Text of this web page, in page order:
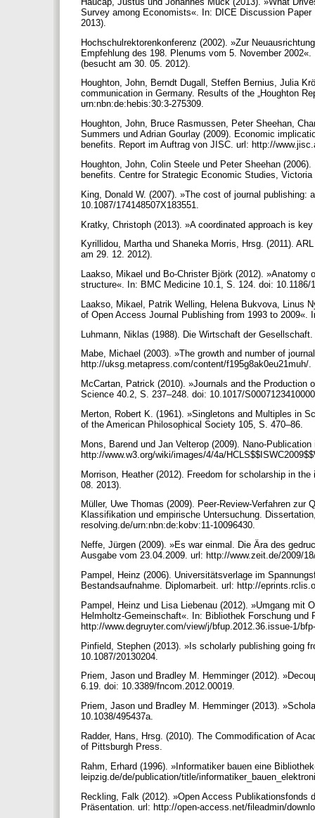
Survey among Economists«. In: DICE Discussion
2013).
Hochschulrektorenkonferenz (2002). »Zur
Empfehlung des 198. Plenums vom 5. November
(besucht am 30. 05. 2012).
Houghton, John, Berndt Dugall, Steffen Bernius, Julia
communication in Germany. Results of the „Houghton
urn:nbn:de:hebis:30:3-275309.
Houghton, John, Bruce Rasmussen, Peter Sheehan,
Summers und Adrian Gourlay (2009). Economic
benefits. Report im Auftrag von JISC. url: http://
Houghton, John, Colin Steele und Peter Sheehan
benefits. Centre for Strategic Economic Studies,
King, Donald W. (2007). »The cost of journal
10.1087/174148507X183551.
Kratky, Christoph (2013). »A coordinated approach is
Kyrillidou, Martha und Shaneka Morris, Hrsg. (2011).
am 29. 12. 2012).
Laakso, Mikael und Bo-Christer Björk (2012).
structure«. In: BMC Medicine 10.1, S. 124. doi: 10.1186/
Laakso, Mikael, Patrik Welling, Helena Bukvova, Linus
of Open Access Journal Publishing from 1993 to
Luhmann, Niklas (1988). Die Wirtschaft der
Mabe, Michael (2003). »The growth and number of
http://uksg.metapress.com/content/f195g8ak0eu21muh/.
McCartan, Patrick (2010). »Journals and the
Science 40.2, S. 237–248. doi: 10.1017/
Merton, Robert K. (1961). »Singletons and Multiples in
of the American Philosophical Society 105, S. 470–86.
Mons, Barend und Jan Velterop (2009). Nano-
http://www.w3.org/wiki/images/4/4a/
Morrison, Heather (2012). Freedom for scholarship in
08. 2013).
Müller, Uwe Thomas (2009). Peer-Review-Verfahren
Klassifikation und empirische Untersuchung.
resolving.de/urn:nbn:de:kobv:11-10096430.
Neffe, Jürgen (2009). »Es war einmal. Die Ära des
Ausgabe vom 23.04.2009. url: http://www.zeit.de/2009/
Pampel, Heinz (2006). Universitätsverlage im
Bestandsaufnahme. Diplomarbeit. url: http://
Pampel, Heinz und Lisa Liebenau (2012). »Umgang mit
Helmholtz-Gemeinschaft«. In: Bibliothek Forschung und
http://www.degruyter.com/view/j/bfup.2012.36.issue-1/
Pinfield, Stephen (2013). »Is scholarly publishing going
10.1087/20130204.
Priem, Jason und Bradley M. Hemminger (2012).
6.19. doi: 10.3389/fncom.2012.00019.
Priem, Jason und Bradley M. Hemminger (2013).
10.1038/495437a.
Radder, Hans, Hrsg. (2010). The Commodification of
of Pittsburgh Press.
Rahm, Erhard (1996). »Informatiker bauen eine
leipzig.de/de/publication/title/
Reckling, Falk (2012). »Open Access
Präsentation. url: http://open-access.net/fileadmin/